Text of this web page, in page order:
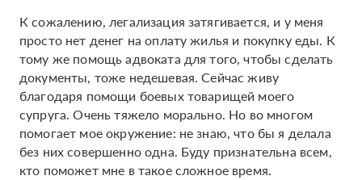
К сожалению, легализация затягивается, и у меня
просто нет денег на оплату жилья и покупку еды. К
тому же помощь адвоката для того, чтобы сделать
документы, тоже недешевая. Сейчас живу
благодаря помощи боевых товарищей моего
супруга. Очень тяжело морально. Но во многом
помогает мое окружение: не знаю, что бы я делала
без них совершенно одна. Буду признательна всем,
кто поможет мне в такое сложное время.